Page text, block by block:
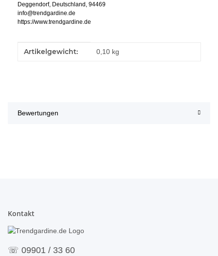
Deggendorf, Deutschland, 94469
info@trendgardine.de
https://www.trendgardine.de
Produkteigenschaft
Wert
Artikelgewicht: 0,10 kg
Bewertungen
Kontakt
☏ 09901 / 33 60